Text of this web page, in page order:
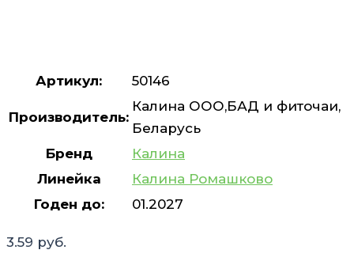
Артикул: 50146
Производитель:
Калина ООО,БАД и фиточаи,
Беларусь
Бренд
Калина
Линейка
Калина Ромашково
Годен до:
01.2027
3.59 руб.